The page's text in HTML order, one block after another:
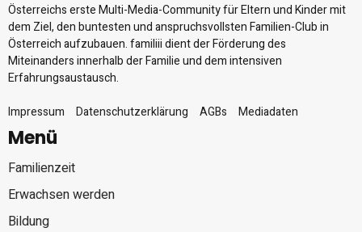
Österreichs erste Multi-Media-Community für Eltern und Kinder mit
dem Ziel, den buntesten und anspruchsvollsten Familien-Club in
Österreich aufzubauen. familiii dient der Förderung des
Miteinanders innerhalb der Familie und dem intensiven
Erfahrungsaustausch.
Impressum
Datenschutzerklärung AGBs Mediadaten
Menü
Familienzeit
Erwachsen werden
Bildung